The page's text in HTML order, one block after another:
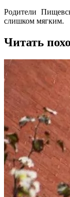
Родители
слишком мягким.
Читать